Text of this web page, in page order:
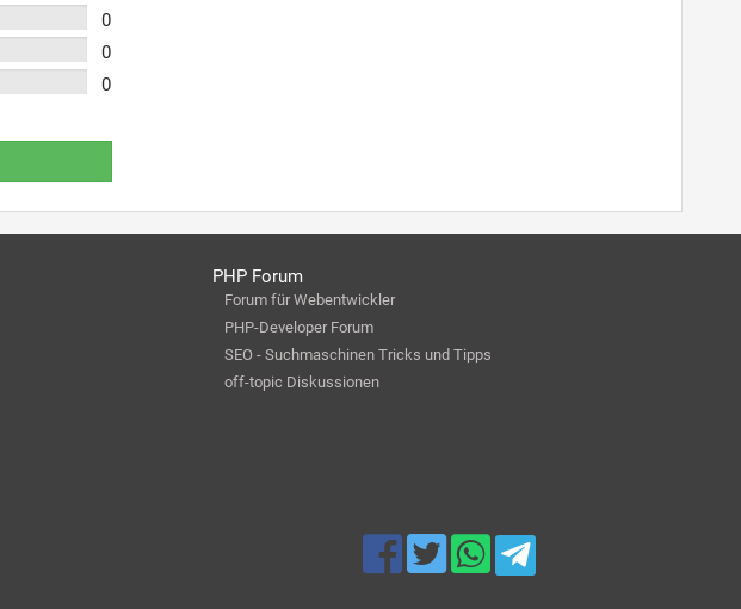
0
0
0
PHP Forum
Forum für Webentwickler
PHP-Developer Forum
SEO - Suchmaschinen Tricks und Tipps
off-topic Diskussionen